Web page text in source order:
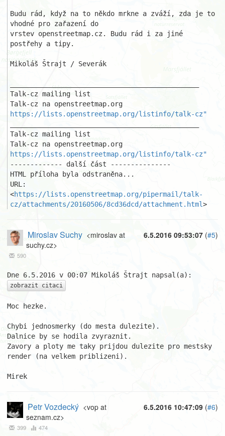
Budu rád, když na to někdo mrkne a zváží, zda je to
vhodné pro zařazení do
vrstev openstreetmap.cz. Budu rád i za jiné
postřehy a tipy.
Mikoláš Štrajt / Severák
Talk-cz mailing list
https://lists.openstreetmap.org/listinfo/talk-cz"
Talk-cz mailing list
https://lists.openstreetmap.org/listinfo/talk-cz"
------------- další část ---------------
HTML příloha byla odstraněna...
URL:
<https://lists.openstreetmap.org/pipermail/talk-
cz/attachments/20160506/8cd36dcd/attachment.html>
6.5.2016 09:53:07 (#5)
Miroslav Suchy <miroslav at
suchy.cz>
590
zobrazit citaci
Moc hezke.
Chybi jednosmerky (do mesta dulezite).
Dalnice by se hodila zvyraznit.
Zavory a ploty me taky prijdou dulezite pro mestsky
render (na velkem priblizeni).
Mirek
6.5.2016 10:47:09 (#6)
Petr Vozdecký <vop at
seznam.cz>
399 474